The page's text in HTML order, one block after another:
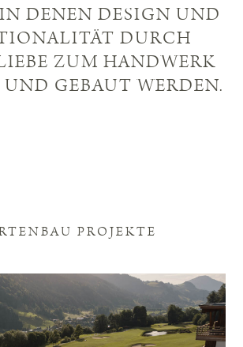
DENEN DESIGN UND
DURCH
ZUM HANDWERK
GEBAUT WERDEN.
PROJEKTE